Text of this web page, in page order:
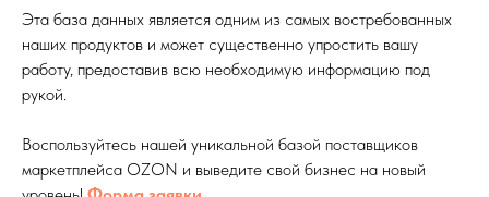
Эта база данных является одним из самых востребованных
наших продуктов и может существенно упростить вашу
работу, предоставив всю необходимую информацию под
рукой.
Воспользуйтесь нашей уникальной базой поставщиков
маркетплейса OZON и выведите свой бизнес на новый